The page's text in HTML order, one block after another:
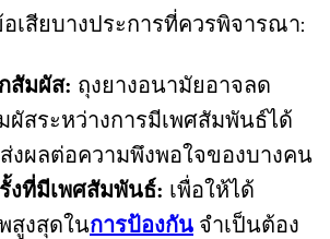
เสียบางประการที่ควรพิจารณา:
สัมผัส: ถุงยางอนามัยอาจลด
ผัสระหว่างการมีเพศสัมพันธ์ได้
งผลต่อความพึงพอใจของบางคน
งที่มีเพศสัมพันธ์: เพื่อให้ได้
สูงสุดในการป้องกัน จำเป็นต้อง